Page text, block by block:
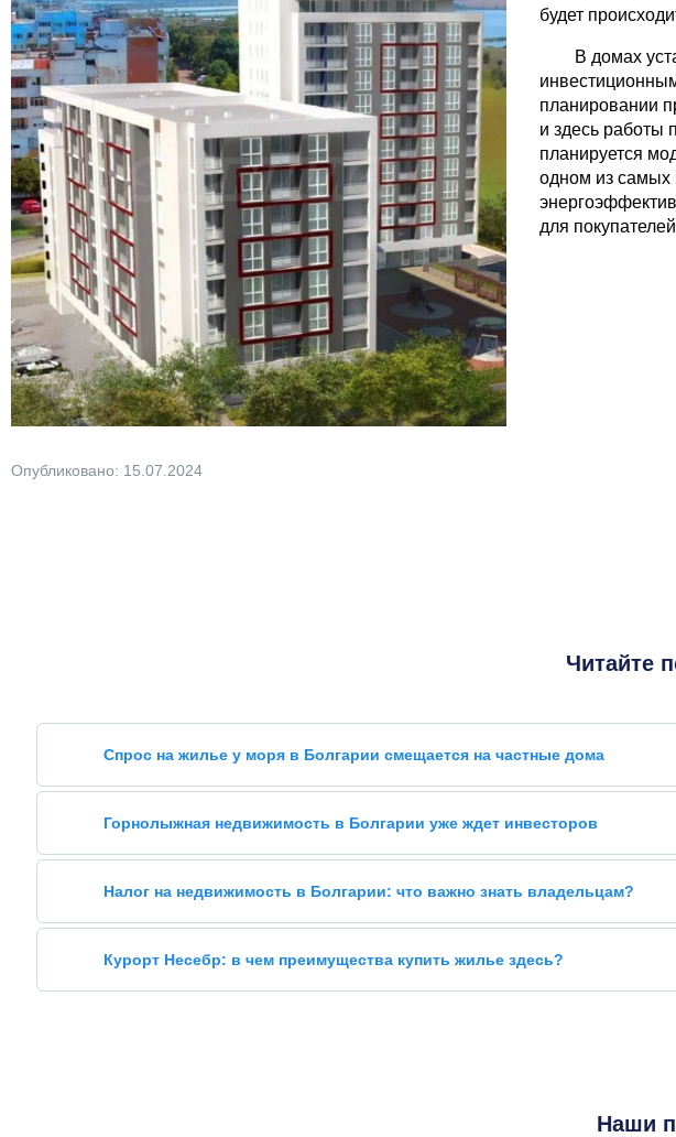
будет
В домах
планировании
и здесь работы
планируется
одном из самых
для
Опубликовано: 15.07.2024
Читайте
Спрос на жилье у моря в Болгарии смещается на частные дома
Горнолыжная недвижимость в Болгарии уже ждет инвесторов
Налог на недвижимость в Болгарии: что важно знать владельцам?
Курорт Несебр: в чем преимущества купить жилье здесь?
Наши